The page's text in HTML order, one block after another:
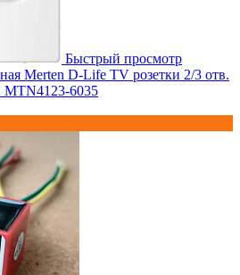
Быстрый просмотр
Merten D-Life TV розетки 2/3 отв.
MTN4123-6035